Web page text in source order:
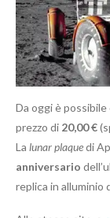
Da oggi è
prezzo di 20,00 €
La lunar plaquedi
anniversario
replica in alluminio